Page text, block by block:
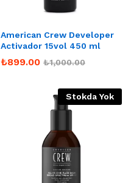
American Crew Developer
Activador 15vol 450 ml
₺899.00 ₺1,000.00
Stokda Yok